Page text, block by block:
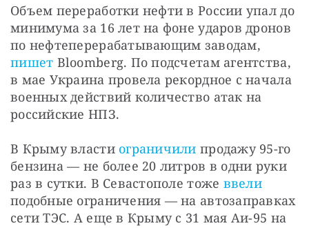
Объем переработки нефти в России упал до
минимума за 16 лет на фоне ударов дронов
пишет Bloomberg. По подсчетам агентства,
в мае Украина провела рекордное с начала
военных действий количество атак на
российские НПЗ.
В Крыму власти ограничили продажу 95-го
бензина — не более 20 литров в одни руки
раз в сутки. В Севастополе тоже ввели
подобные ограничения — на автозаправках
сети ТЭС. А еще в Крыму с 31 мая Аи-95 на